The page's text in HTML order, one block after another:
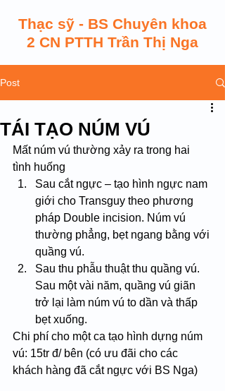
Thạc sỹ - BS Chuyên khoa
2 CN PTTH Trần Thị Nga
Post
TÁI TẠO NÚM VÚ
Mất núm vú thường xảy ra trong hai
tình huống
Sau cắt ngực – tạo hình ngực nam
giới cho Transguy theo phương
pháp Double incision. Núm vú
thường phẳng, bẹt ngang bằng với
quầng vú.
Sau thu phẫu thuật thu quầng vú.
Sau một vài năm, quầng vú giãn
trở lại làm núm vú to dần và thấp
bẹt xuống.
Chi phí cho một ca tạo hình dựng núm
vú: 15tr đ/ bên (có ưu đãi cho các
khách hàng đã cắt ngực với BS Nga)